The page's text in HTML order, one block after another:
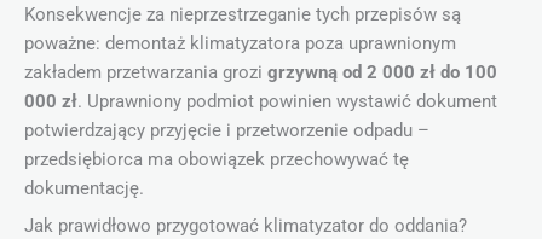
Konsekwencje za nieprzestrzeganie tych przepisów są
poważne: demontaż klimatyzatora poza uprawnionym
zakładem przetwarzania grozi grzywną od 2 000 zł do 100
000 zł. Uprawniony podmiot powinien wystawić dokument
potwierdzający przyjęcie i przetworzenie odpadu –
przedsiębiorca ma obowiązek przechowywać tę
dokumentację.
Jak prawidłowo przygotować klimatyzator do oddania?